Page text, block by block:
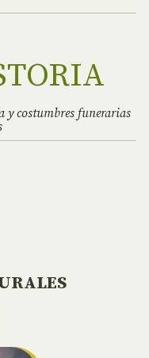
y costumbres funerarias